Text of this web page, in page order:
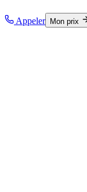
Appeler Mon prix